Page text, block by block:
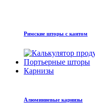
Римские шторы с кантом
Портьерные шторы
Карнизы
Алюминиевые карнизы